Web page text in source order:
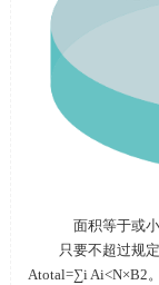
面积等于或
只要不超过规
Atotal=∑i Ai<N×B2